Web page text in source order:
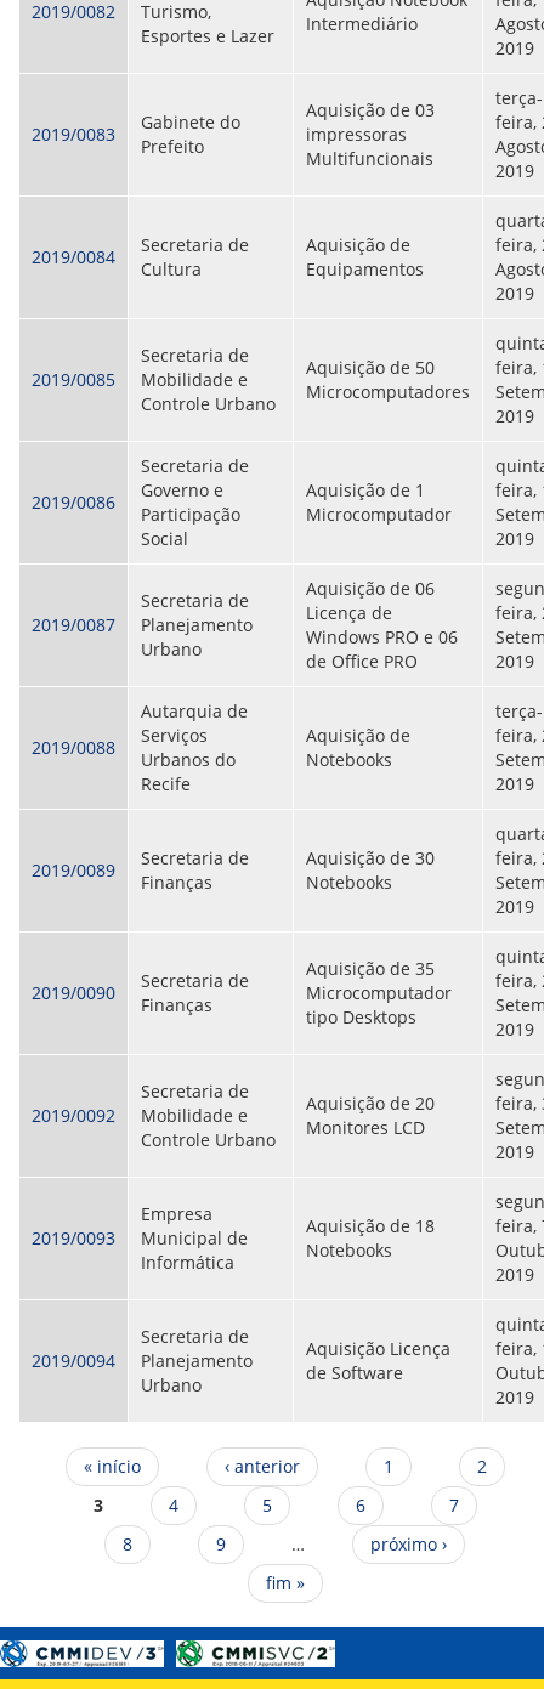
2019/0082
Turismo,
Esportes e Lazer
Intermediário
2019
2019/0083
Gabinete do
Prefeito
Aquisição de 03
impressoras
Multifuncionais
terça-
feira,
2019
2019/0084
Secretaria de
Cultura
Aquisição de
Equipamentos
feira,
2019
2019/0085
Secretaria de
Mobilidade e
Controle Urbano
Aquisição de 50
Microcomputadores
feira,
2019
2019/0086
Secretaria de
Governo e
Participação
Social
Aquisição de 1
Microcomputador
feira,
2019
2019/0087
Secretaria de
Planejamento
Urbano
Aquisição de 06
Licença de
Windows PRO e 06
de Office PRO
feira,
2019
2019/0088
Autarquia de
Serviços
Urbanos do
Recife
Aquisição de
Notebooks
terça-
feira,
2019
2019/0089
Secretaria de
Finanças
Aquisição de 30
Notebooks
feira,
2019
2019/0090
Secretaria de
Finanças
Aquisição de 35
Microcomputador
tipo Desktops
feira,
2019
2019/0092
Secretaria de
Mobilidade e
Controle Urbano
Aquisição de 20
Monitores LCD
feira,
2019
2019/0093
Empresa
Municipal de
Informática
Aquisição de 18
Notebooks
feira,
2019
2019/0094
Secretaria de
Planejamento
Urbano
Aquisição Licença
de Software
feira,
2019
Páginas
« início ‹ anterior 1
2
3
4 5 6
7
8
9 …
próximo ›
fim »